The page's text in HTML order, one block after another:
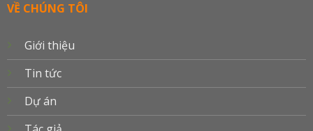
VỀ CHÚNG TÔI
Giới thiệu
Tin tức
Dự án